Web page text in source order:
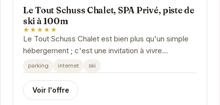
Le Tout Schuss Chalet, SPA Privé, piste de
ski à 100m
★★★★★
Le Tout Schuss Chalet est bien plus qu'un simple
hébergement ; c'est une invitation à vivre
pleinement la montagne. Son emplacement
privilégié à...
parking internet ski
Voir l'offre